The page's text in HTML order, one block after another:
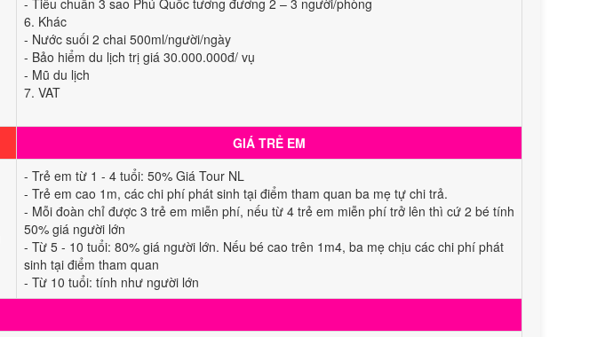
6. Khác
- Nước suối 2 chai 500ml/người/ngày
- Bảo hiểm du lịch trị giá 30.000.000đ/ vụ
- Mũ du lịch
7. VAT
GIÁ TRẺ EM
- Trẻ em từ 1 - 4 tuổi: 50% Giá Tour NL
- Trẻ em cao 1m, các chi phí phát sinh tại điểm tham quan ba mẹ tự chi trả.
- Mỗi đoàn chỉ được 3 trẻ em miễn phí, nếu từ 4 trẻ em miễn phí trở lên thì cứ 2 bé tính
50% giá người lớn
- Từ 5 - 10 tuổi: 80% giá người lớn. Nếu bé cao trên 1m4, ba mẹ chịu các chi phí phát
sinh tại điểm tham quan
- Từ 10 tuổi: tính như người lớn